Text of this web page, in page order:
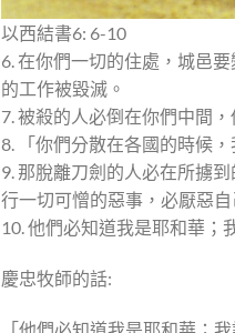
以西結書6: 6-10
6. 在你們一切的住處，城邑
的工作被毀滅。
7. 被殺的人必倒在你們中間
8. 「你們分散在各國的時候
9. 那脫離刀劍的人必在所擄
行一切可憎的惡事，必厭惡自
10. 他們必知道我是耶和華；
慶忠牧師的話:
「他們必知道我是耶和華；